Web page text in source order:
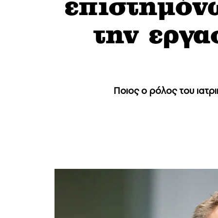
την
Ποιος ο ρόλος του